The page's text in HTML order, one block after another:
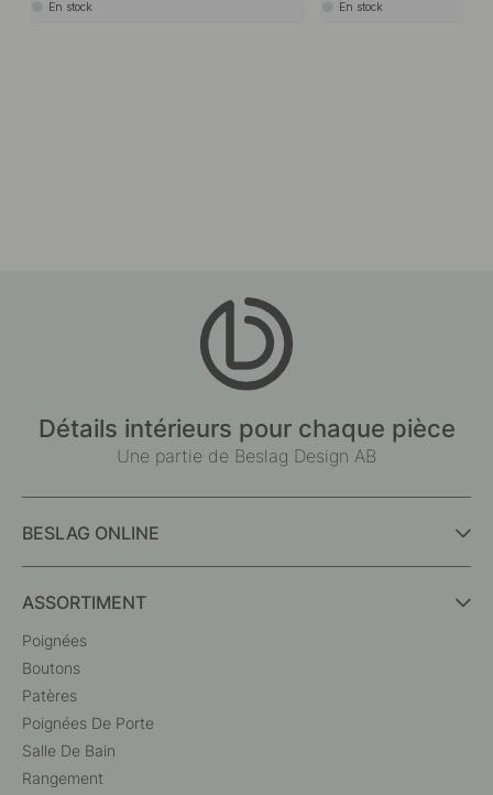
En stock En stock
Détails intérieurs pour chaque pièce
Une partie de Beslag Design AB
BESLAG ONLINE
ASSORTIMENT
Poignées
Boutons
Patères
Poignées De Porte
Salle De Bain
Rangement